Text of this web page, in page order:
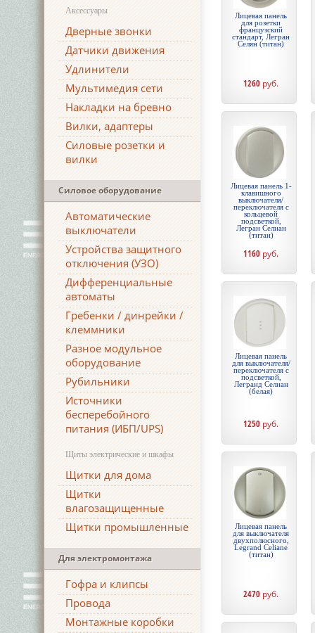
Аксессуары
Дверные звонки
Датчики движения
Удлинители
Мультимедия сети
Накладки на бревно
Вилки, адаптеры
Силовые розетки и
вилки
Силовое оборудование
Автоматические
выключатели
Устройства защитного
отключения (УЗО)
Дифференциальные
автоматы
Гребенки / динрейки /
клеммники
Разное модульное
оборудование
Рубильники
Источники
бесперебойного
питания (ИБП/UPS)
Щиты электрические и шкафы
Щитки для дома
Щитки
влагозащищенные
Щитки промышленные
Для электромонтажа
Гофра и клипсы
Провода
Монтажные коробки
Лицевая панель
для розетки
французский
стандарт, Легран
Селян (титан)
1260 руб.
Лицевая панель 1-
клавишного
выключателя/
переключателя с
кольцевой
подсветкой,
Легран Селиан
(титан)
1160 руб.
Лицевая панель
для выключателя/
переключателя с
подсветкой,
Легранд Селиан
(белая)
1250 руб.
Лицевая панель
для выключателя
двухполюсного,
Legrand Celiane
(титан)
2470 руб.